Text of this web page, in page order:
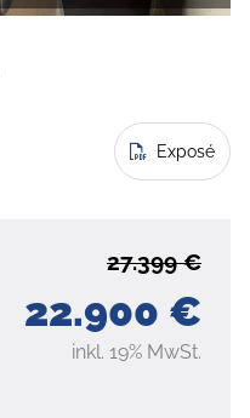
Exposé
22.900 €
27.399 €
inkl. 19% MwSt.